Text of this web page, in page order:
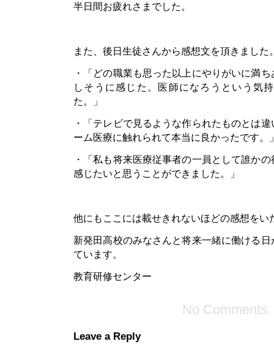
半日間お疲れさまでした。
また、後日生徒さんから感想文を頂きました
・「どの職業も思った以上にやりがいに満
しそうに感じた。医師になろうという気
た。」
・「テレビで見るような作られたものとは
ーム医療に触れられて本当に良かったです。
・「私も将来医療従事者の一員として誰か
感じたいと思うことができました。」
他にもここには載せきれないほどの感想をい
新発田高校のみなさんと将来一緒に働ける
ています。
教育研修センター
No Comments.
Leave a Reply